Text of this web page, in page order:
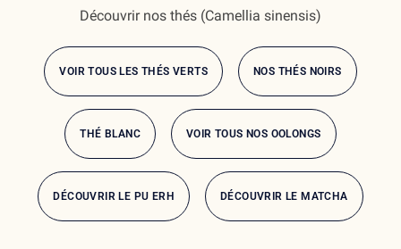
Découvrir nos thés (Camellia sinensis)
VOIR TOUS LES THÉS VERTS NOS THÉS NOIRS
THÉ BLANC VOIR TOUS NOS OOLONGS
DÉCOUVRIR LE PU ERH DÉCOUVRIR LE MATCHA